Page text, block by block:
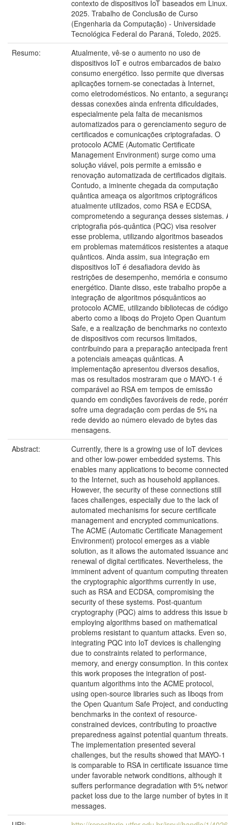
contexto de dispositivos IoT baseados em Linux.
2025. Trabalho de Conclusão de Curso
(Engenharia da Computação) - Universidade
Tecnológica Federal do Paraná, Toledo, 2025.
Resumo:
Atualmente, vê-se o aumento no uso de
dispositivos IoT e outros embarcados de baixo
consumo energético. Isso permite que diversas
aplicações tornem-se conectadas à Internet,
como eletrodomésticos. No entanto, a
dessas conexões ainda enfrenta dificuldades,
especialmente pela falta de mecanismos
automatizados para o gerenciamento seguro de
certificados e comunicações criptografadas. O
protocolo ACME (Automatic Certificate
Management Environment) surge como uma
solução viável, pois permite a emissão e
renovação automatizada de certificados digitais.
Contudo, a iminente chegada da computação
quântica ameaça os algoritmos criptográficos
atualmente utilizados, como RSA e ECDSA,
comprometendo a segurança desses sistemas.
criptografia pós-quântica (PQC) visa resolver
esse problema, utilizando algoritmos baseados
em problemas matemáticos resistentes a
quânticos. Ainda assim, sua integração em
dispositivos IoT é desafiadora devido às
restrições de desempenho, memória e consumo
energético. Diante disso, este trabalho propõe a
integração de algoritmos pósquânticos ao
protocolo ACME, utilizando bibliotecas de código
aberto como a liboqs do Projeto Open Quantum
Safe, e a realização de benchmarks no contexto
de dispositivos com recursos limitados,
contribuindo para a preparação antecipada
a potenciais ameaças quânticas. A
implementação apresentou diversos desafios,
mas os resultados mostraram que o MAYO-1 é
comparável ao RSA em tempos de emissão
quando em condições favoráveis de rede,
sofre uma degradação com perdas de 5% na
rede devido ao número elevado de bytes das
mensagens.
Abstract:
Currently, there is a growing use of IoT devices
and other low-power embedded systems. This
enables many applications to become connected
to the Internet, such as household appliances.
However, the security of these connections still
faces challenges, especially due to the lack of
automated mechanisms for secure certificate
management and encrypted communications.
The ACME (Automatic Certificate Management
Environment) protocol emerges as a viable
solution, as it allows the automated issuance
renewal of digital certificates. Nevertheless, the
imminent advent of quantum computing
the cryptographic algorithms currently in use,
such as RSA and ECDSA, compromising the
security of these systems. Post-quantum
cryptography (PQC) aims to address this issue
employing algorithms based on mathematical
problems resistant to quantum attacks. Even so,
integrating PQC into IoT devices is challenging
due to constraints related to performance,
memory, and energy consumption. In this
this work proposes the integration of post-
quantum algorithms into the ACME protocol,
using open-source libraries such as liboqs from
the Open Quantum Safe Project, and conducting
benchmarks in the context of resource-
constrained devices, contributing to proactive
preparedness against potential quantum threats.
The implementation presented several
challenges, but the results showed that MAYO-1
is comparable to RSA in certificate issuance
under favorable network conditions, although it
suffers performance degradation with 5%
packet loss due to the large number of bytes in
messages.